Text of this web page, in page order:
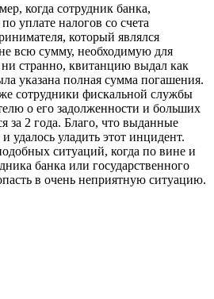
когда сотрудник банка,
уплате налогов со счета
который являлся
всю сумму, необходимую для
странно, квитанцию выдал как
указана полная сумма погашения.
сотрудники фискальной службы
о его задолженности и больших
за 2 года. Благо, что выданные
удалось уладить этот инцидент.
ситуаций, когда по вине и
банка или государственного
в очень неприятную ситуацию.